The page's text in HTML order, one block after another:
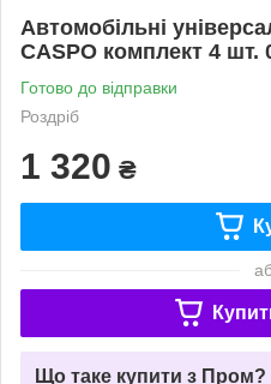
Автомобільні
CASPO комплект 4 шт.
Готово до відправки
Роздріб
1 320 ₴
Що таке купити з Пром?